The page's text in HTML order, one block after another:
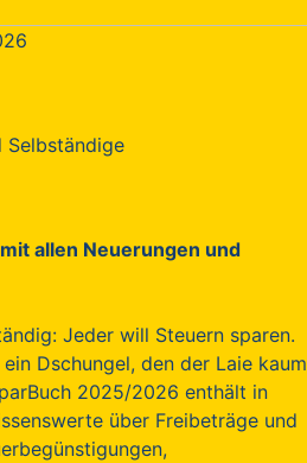
Selbständige
allen Neuerungen und
Jeder will Steuern sparen.
Dschungel, den der Laie kaum
2025/2026 enthält in
über Freibeträge und